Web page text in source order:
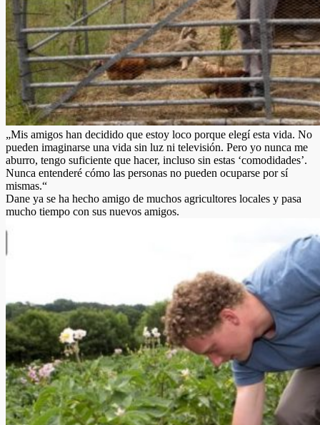
„Mis amigos han decidido que estoy loco porque elegí esta vida. No
pueden imaginarse una vida sin luz ni televisión. Pero yo nunca me
aburro, tengo suficiente que hacer, incluso sin estas ‘comodidades’.
Nunca entenderé cómo las personas no pueden ocuparse por sí
mismas.“
Dane ya se ha hecho amigo de muchos agricultores locales y pasa
mucho tiempo con sus nuevos amigos.